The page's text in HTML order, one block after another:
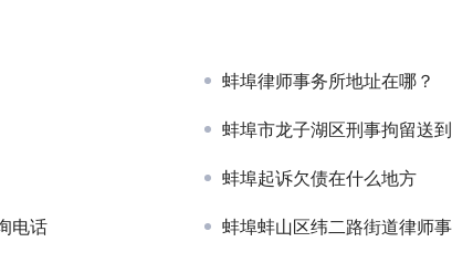
蚌埠律师事务所地址在哪？
蚌埠市龙子湖区刑事拘留送
蚌埠起诉欠债在什么地方
电话 蚌埠蚌山区纬二路街道律师